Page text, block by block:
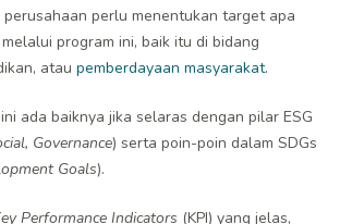
perusahaan perlu menentukan target apa
program ini, baik itu di bidang
atau pemberdayaan masyarakat.
ada baiknya jika selaras dengan pilar ESG
Governance) serta poin-poin dalam SDGs
Goals).
Performance Indicators (KPI) yang jelas,